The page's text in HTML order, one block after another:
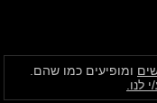
ומופיעים כמו שהם.
לנו.